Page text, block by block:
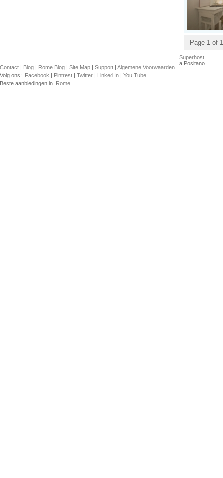
Page 1 of 1
Contact | Blog | Rome Blog | Site Map | Support | Algemene Voorwaarden
Volg ons: Facebook | Pintrest | Twitter | Linked In | You Tube
Beste aanbiedingen in Rome
Superhost
a Positano